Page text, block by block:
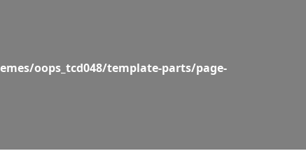
oops_tcd048/template-parts/page-